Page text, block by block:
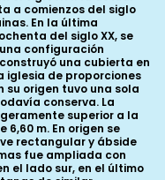
a comienzos del siglo
En la última
del siglo XX, se
configuración
una cubierta en
iglesia de proporciones
su origen tuvo una sola
conserva. La
superior a la
m. En origen se
rectangular y ábside
fue ampliada con
el lado sur, en el último